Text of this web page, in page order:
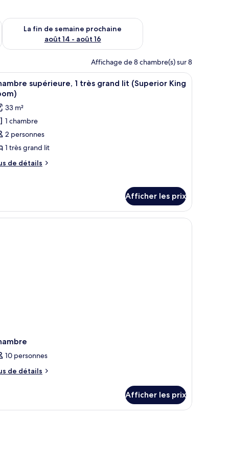
semaine août 7 - août 9
La fin de semaine prochaine
août 14 - août 16
Vérifier la disponibilité pour la fin de semaine prochaine août
Affichage de 8 chambre(s) sur 8
une table de chevet, une plante en pot, un téléviseur et une fenêtre
Une chambre moderne avec un lit, une
8
supérieure, 1 très grand lit (Superior King
33 m²
1 chambre
2 personnes
1 très grand lit
de détails
Afficher les prix
un rideau à motifs roses et blancs, un tapis bleu et blanc, et un mur
10 personnes
de détails
Afficher les prix